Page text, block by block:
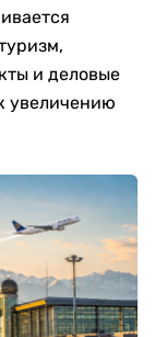
и деловые
увеличению